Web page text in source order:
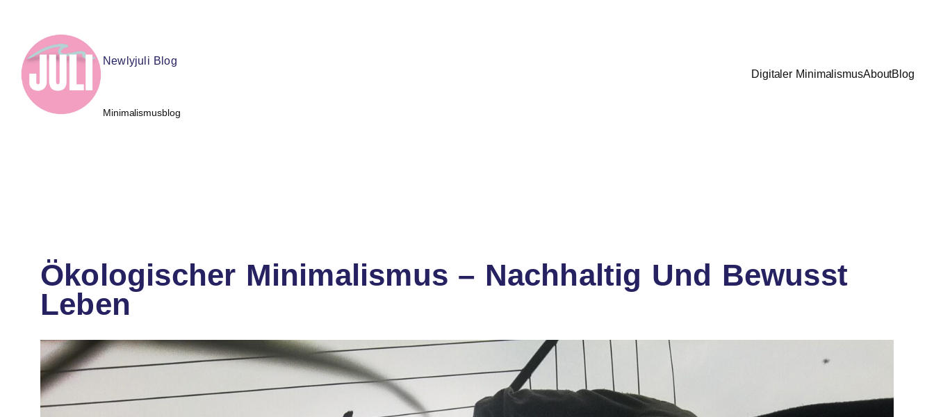
Newlyjuli Blog
Minimalismusblog
Digitaler MinimalismusAboutBlog
Ökologischer Minimalismus – Nachhaltig Und Bewusst
Leben